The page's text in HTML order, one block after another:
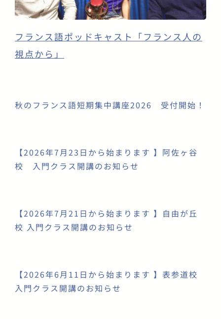
フランス語ポッドキャスト「フランス人の
視点から」
秋のフランス語短期集中講座2026 受付開始！
【2026年7月23日から始まります 】阿佐ヶ谷
校 入門クラス開講のお知らせ
【2026年7月21日から始まります 】自由が丘
校 入門クラス開講のお知らせ
【2026年6月11日から始まります 】表参道校
入門クラス開講のお知らせ